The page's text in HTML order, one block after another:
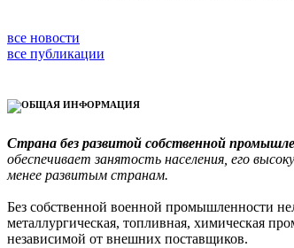
все новости
все публикации
Страна без развитой собственной
обеспечивает занятость населения, его
менее развитым странам.
Без собственной военной промышленности
металлургическая, топливная, химическая
независимой от внешних поставщиков.